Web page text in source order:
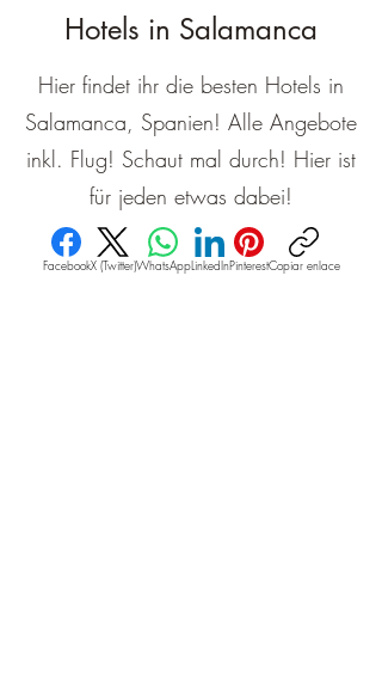
Hotels in Salamanca
Hier findet ihr die besten Hotels in
Salamanca, Spanien! Alle Angebote
inkl. Flug! Schaut mal durch! Hier ist
für jeden etwas dabei!
FacebookX (Twitter)WhatsAppLinkedInPinterestCopiar enlace